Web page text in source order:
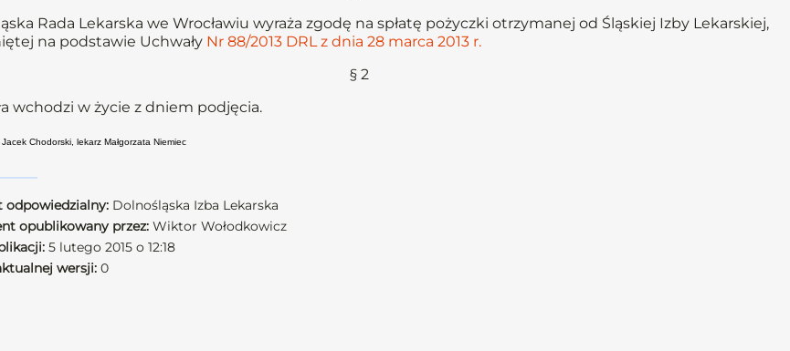
Rada Lekarska we Wrocławiu wyraża zgodę na spłatę pożyczki otrzymanej od Śląskiej Izby Lekarskiej,
na podstawie Uchwały Nr 88/2013 DRL z dnia 28 marca 2013 r.
§ 2
wchodzi w życie z dniem podjęcia.
Chodorski, lekarz Małgorzata Niemiec
odpowiedzialny: Dolnośląska Izba Lekarska
opublikowany przez: Wiktor Wołodkowicz
5 lutego 2015 o 12:18
wersji: 0